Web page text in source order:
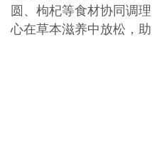
圆、枸杞等食材协同调
心在草本滋养中放松，助